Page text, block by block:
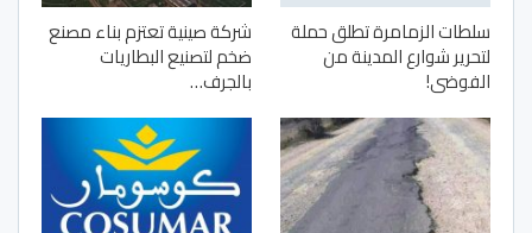
سلطات الزمامرة تطلق حملة
لتحرير شوارع المدينة من
الفوضى!
شركة صينية تعتزم بناء مصنع
ضخم لتصنيع البطاريات
بالجرف…